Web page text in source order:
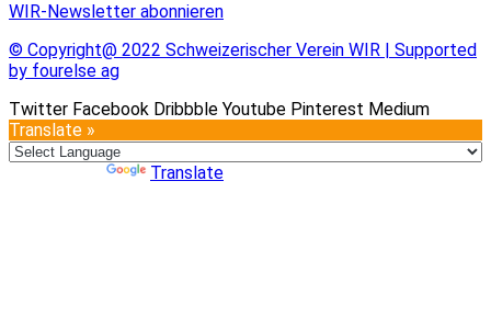
WIR-Newsletter abonnieren
© Copyright@ 2022 Schweizerischer Verein WIR | Supported
by fourelse ag
Twitter Facebook Dribbble Youtube Pinterest Medium
Translate »
Translate